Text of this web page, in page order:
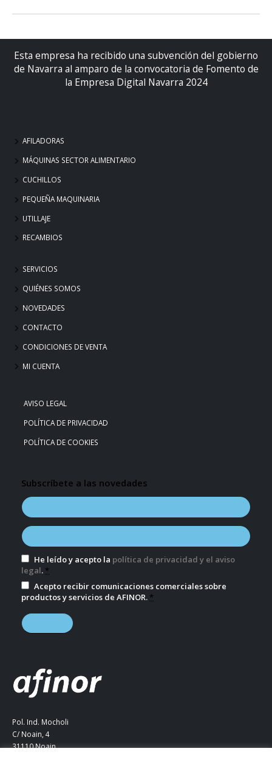
Esta empresa ha recibido una subvención del gobierno
de Navarra al amparo de la convocatoria de Fomento de
la Empresa Digital Navarra 2024
AFILADORAS
MÁQUINAS SECTOR ALIMENTARIO
CUCHILLOS
PEQUEÑA MAQUINARIA
UTILLAJE
RECAMBIOS
SERVICIOS
QUIÉNES SOMOS
NOVEDADES
CONTACTO
CONDICIONES DE VENTA
MI CUENTA
AVISO LEGAL
POLÍTICA DE PRIVACIDAD
POLÍTICA DE COOKIES
Subscríbete a las novedades
He leído y acepto la política de privacidad y el aviso
legal. *
Acepto recibir comunicaciones comerciales sobre
productos y servicios de AFINOR. *
Pol. Ind. Mocholi
C/ Noain, 4
31110 Noain